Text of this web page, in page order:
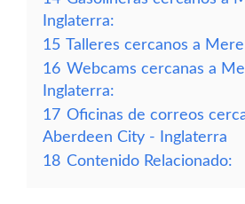
Inglaterra:
15 Talleres cercanos a
16 Webcams cercanas a
Inglaterra:
17 Oficinas de correos
Aberdeen City - Inglaterra
18 Contenido Relacionado: